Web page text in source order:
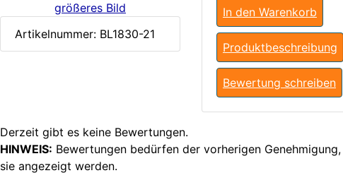
größeres Bild
Artikelnummer: BL1830-21
In den Warenkorb
Produktbeschreibung
Bewertung schreiben
Derzeit gibt es keine Bewertungen.
HINWEIS: Bewertungen bedürfen der vorherigen
sie angezeigt werden.